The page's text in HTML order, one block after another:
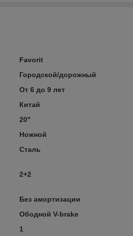
Favorit
Городской/дорожный
От 6 до 9 лет
Китай
20"
Ножной
Сталь
2+2
Без амортизации
Ободной V-brake
1